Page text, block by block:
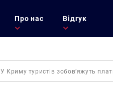
Про нас Відгук
У Криму туристів зобов’яжуть